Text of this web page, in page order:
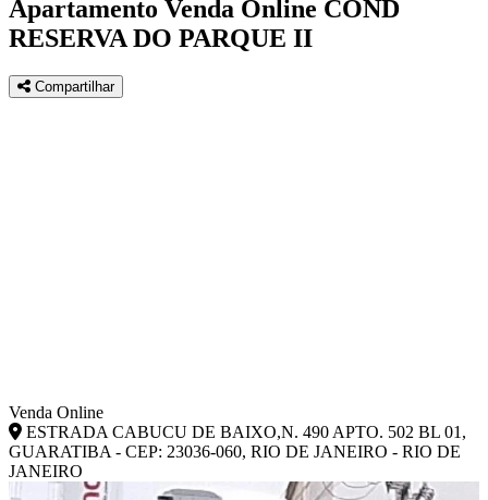
Contato
Apartamento Venda Online COND
RESERVA DO PARQUE II
Compartilhar
Venda Online
ESTRADA CABUCU DE BAIXO,N. 490 APTO. 502 BL 01,
GUARATIBA - CEP: 23036-060, RIO DE JANEIRO - RIO DE
JANEIRO